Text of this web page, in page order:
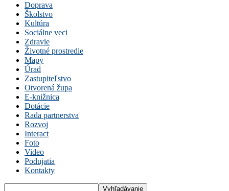
Doprava
Školstvo
Kultúra
Sociálne veci
Zdravie
Životné prostredie
Mapy
Úrad
Zastupiteľstvo
Otvorená župa
E-knižnica
Dotácie
Rada partnerstva
Rozvoj
Interact
Foto
Video
Podujatia
Kontakty